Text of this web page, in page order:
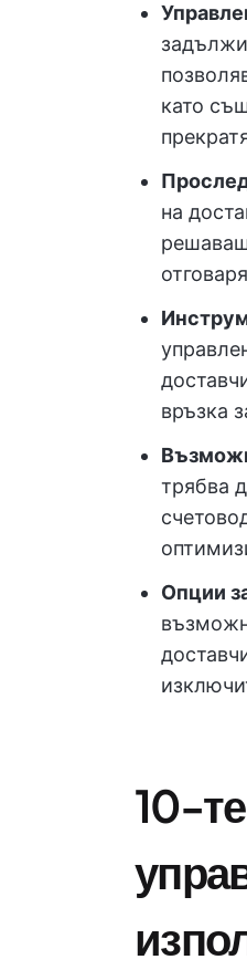
като
на
връзка
трябва
Опции
10-